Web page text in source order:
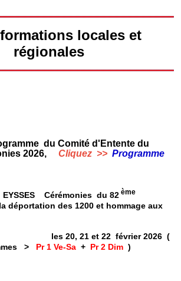
locales et
régionales
du Comité d'Entente du
2026,
Cliquez >> Programme
EYSSES Cérémonies du 82 ème
déportation des 1200 et hommage aux
les 20, 21 et 22 février 2026 (
> Pr 1 Ve-Sa + Pr 2 Dim )